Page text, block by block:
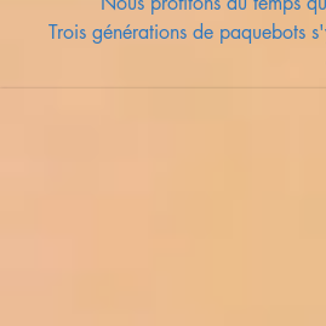
Trois générations de paquebots